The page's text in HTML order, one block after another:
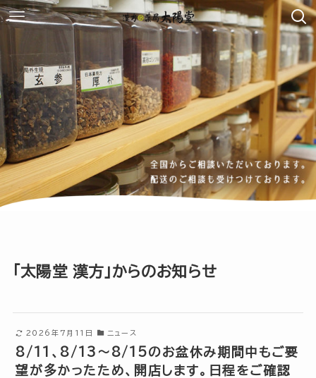
「太陽堂 漢方」からのお知らせ
2026年7月11日 ニュース
8/11、8/13～8/15のお盆休み期間中もご要
望が多かったため、開店します。日程をご確認